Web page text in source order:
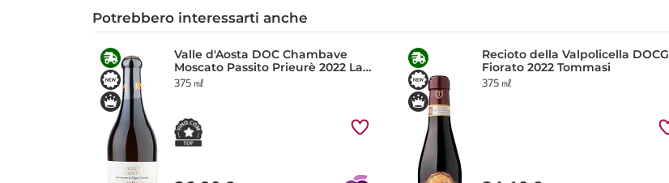
Potrebbero interessarti anche
Valle d'Aosta DOC Chambave
Moscato Passito Prieurè 2022 La
Crotta di Vegneron
375 ㎖
Recioto della Valpolicella DOCG
Fiorato 2022 Tommasi
375 ㎖